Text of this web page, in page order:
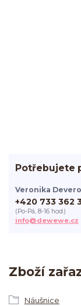
Zboží
Náušnice
Potřebujete
Veronika
+420 733 362
(Po-Pá, 8-16 hod.)
info@dewewe.cz